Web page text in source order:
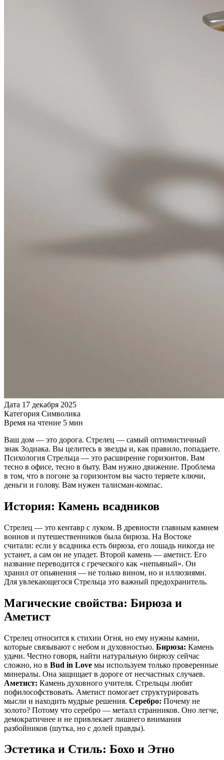
Дата 17 декабря 2025
Категория Символика
Время на чтение 5 мин
Ваш дом — это дорога. Стрелец — самый оптимистичный
знак Зодиака. Вы целитесь в звезды и, как правило, попадаете.
Психология Стрельца — это расширение горизонтов. Вам
тесно в офисе, тесно в быту. Вам нужно движение. Проблема
в том, что в погоне за горизонтом вы часто теряете ключи,
деньги и голову. Вам нужен талисман-компас.
История: Камень всадников
Стрелец — это кентавр с луком. В древности главным камнем
воинов и путешественников была бирюза. На Востоке
считали: если у всадника есть бирюза, его лошадь никогда не
устанет, а сам он не упадет. Второй камень — аметист. Его
название переводится с греческого как «непьяный». Он
хранил от опьянения — не только вином, но и иллюзиями.
Для увлекающегося Стрельца это важный предохранитель.
Магические свойства: Бирюза и
Аметист
Стрелец относится к стихии Огня, но ему нужны камни,
которые связывают с небом и духовностью. Бирюза: Камень
удачи. Честно говоря, найти натуральную бирюзу сейчас
сложно, но в Bud in Love мы используем только проверенные
минералы. Она защищает в дороге от несчастных случаев.
Аметист: Камень духовного учителя. Стрельцы любят
пофилософствовать. Аметист помогает структурировать
мысли и находить мудрые решения. Серебро: Почему не
золото? Потому что серебро — металл странников. Оно легче,
демократичнее и не привлекает лишнего внимания
разбойников (шутка, но с долей правды).
Эстетика и Стиль: Бохо и Этно